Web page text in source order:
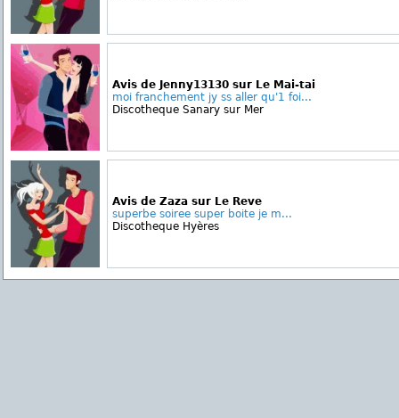
Avis de Jenny13130 sur Le Mai-tai
moi franchement jy ss aller qu'1 foi...
Discotheque Sanary sur Mer
Avis de Zaza sur Le Reve
superbe soiree super boite je m...
Discotheque Hyères